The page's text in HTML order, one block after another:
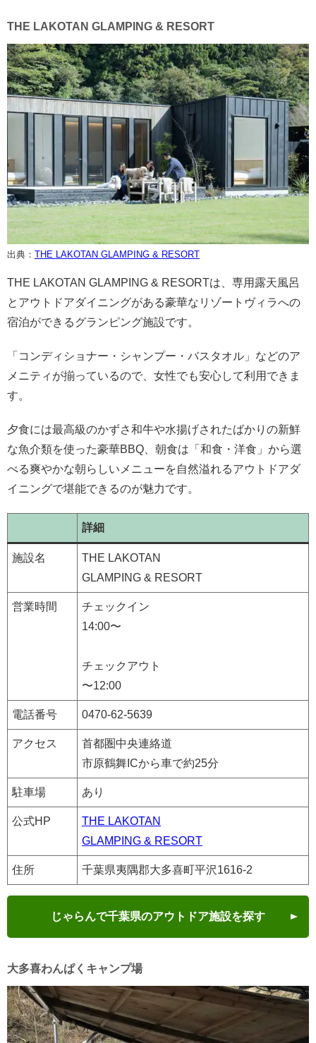
THE LAKOTAN GLAMPING & RESORT
出典： THE LAKOTAN GLAMPING & RESORT
THE LAKOTAN GLAMPING & RESORTは、専用露天風呂
とアウトドアダイニングがある豪華なリゾートヴィラへの
宿泊ができるグランピング施設です。
「コンディショナー・シャンプー・バスタオル」などのア
メニティが揃っているので、女性でも安心して利用できま
す。
夕食には最高級のかずさ和牛や水揚げされたばかりの新鮮
な魚介類を使った豪華BBQ、朝食は「和食・洋食」から選
べる爽やかな朝らしいメニューを自然溢れるアウトドアダ
イニングで堪能できるのが魅力です。
詳細
施設名
THE LAKOTAN
GLAMPING & RESORT
営業時間
チェックイン
14:00〜
チェックアウト
〜12:00
電話番号 0470-62-5639
アクセス
首都圏中央連絡道
市原鶴舞ICから車で約25分
駐車場 あり
公式HP
THE LAKOTAN
GLAMPING & RESORT
住所 千葉県夷隅郡大多喜町平沢1616-2
じゃらんで千葉県のアウトドア施設を探す
大多喜わんぱくキャンプ場